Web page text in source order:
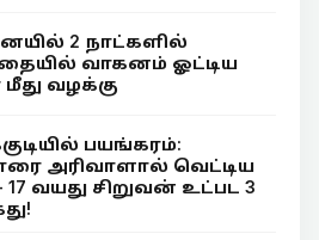
2 நாட்களில்
வாகனம் ஓட்டிய
மீது வழக்கு
பயங்கரம்:
அரிவாளால் வெட்டிய
17 வயது சிறுவன் உட்பட 3